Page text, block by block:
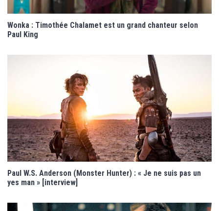
Wonka : Timothée Chalamet est un grand chanteur selon
Paul King
Paul W.S. Anderson (Monster Hunter) : « Je ne suis pas un
yes man » [interview]